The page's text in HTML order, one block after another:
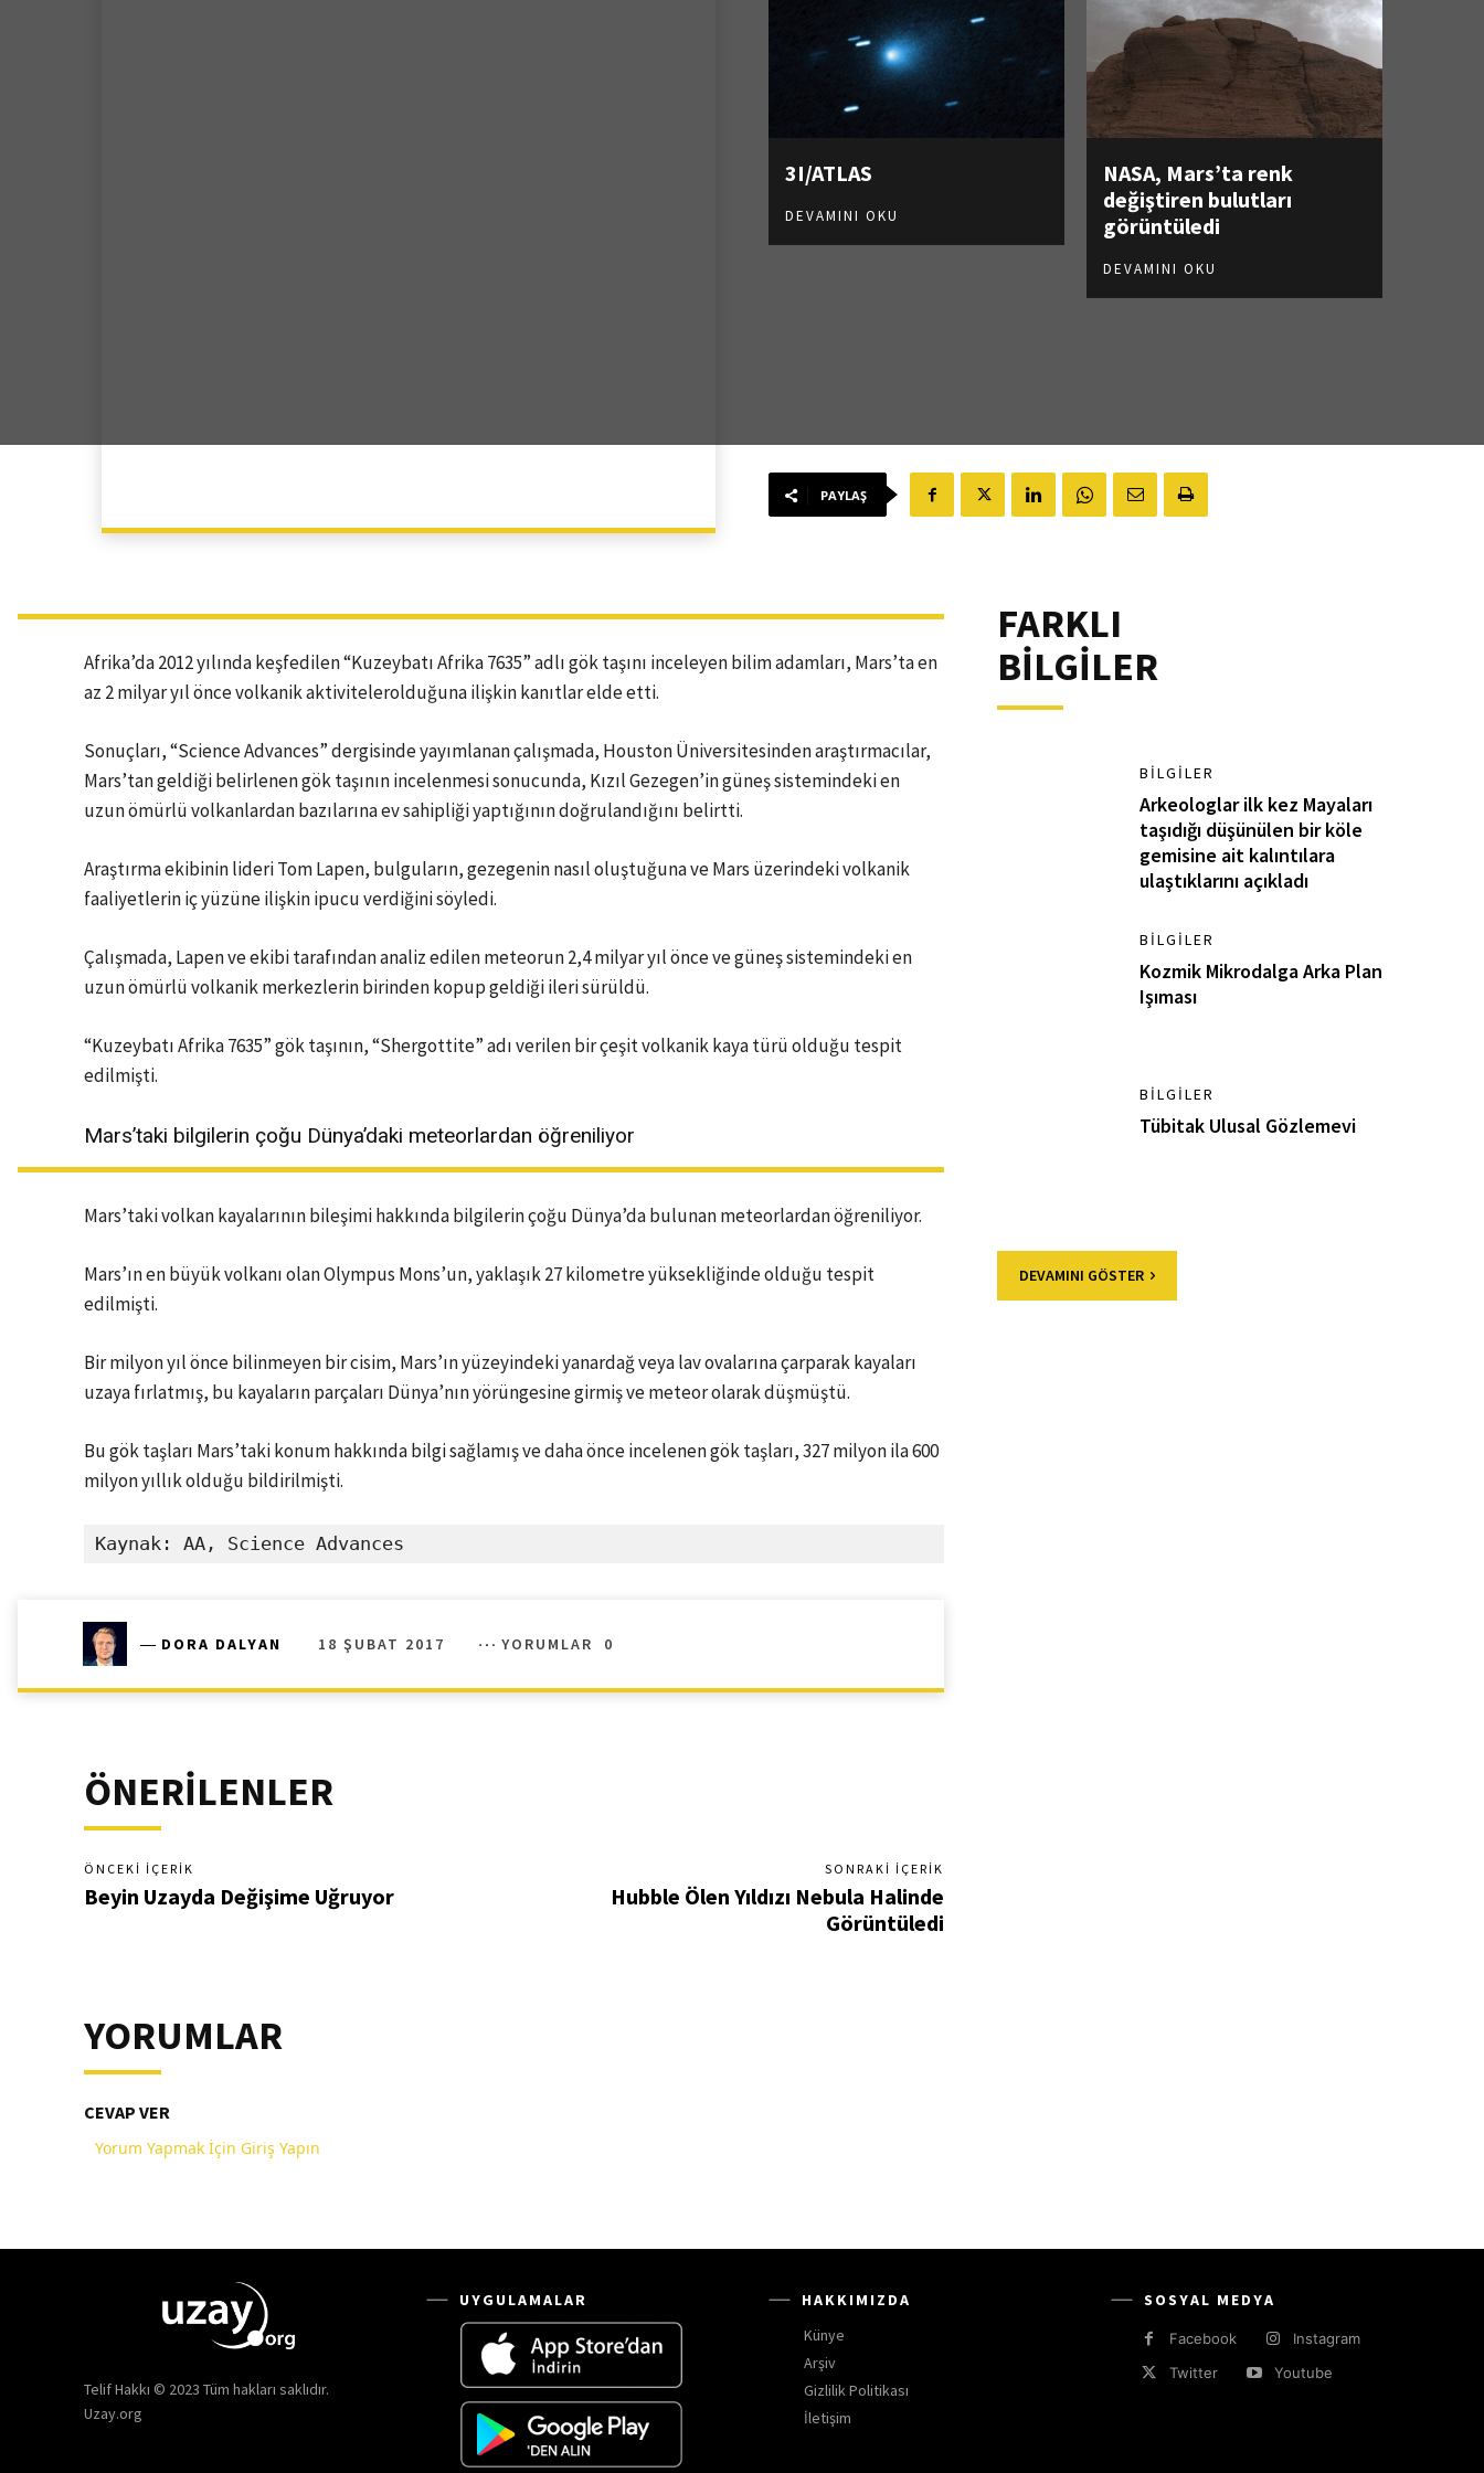
3I/ATLAS
DEVAMINI OKU
NASA, Mars’ta renk
değiştiren bulutları
görüntüledi
DEVAMINI OKU
PAYLAŞ
Afrika’da 2012 yılında keşfedilen “Kuzeybatı Afrika 7635” adlı gök taşını inceleyen bilim adamları, Mars’ta en
az 2 milyar yıl önce volkanik aktivitelerolduğuna ilişkin kanıtlar elde etti.
Sonuçları, “Science Advances” dergisinde yayımlanan çalışmada, Houston Üniversitesinden araştırmacılar,
Mars’tan geldiği belirlenen gök taşının incelenmesi sonucunda, Kızıl Gezegen’in güneş sistemindeki en
uzun ömürlü volkanlardan bazılarına ev sahipliği yaptığının doğrulandığını belirtti.
Araştırma ekibinin lideri Tom Lapen, bulguların, gezegenin nasıl oluştuğuna ve Mars üzerindeki volkanik
faaliyetlerin iç yüzüne ilişkin ipucu verdiğini söyledi.
Çalışmada, Lapen ve ekibi tarafından analiz edilen meteorun 2,4 milyar yıl önce ve güneş sistemindeki en
uzun ömürlü volkanik merkezlerin birinden kopup geldiği ileri sürüldü.
“Kuzeybatı Afrika 7635” gök taşının, “Shergottite” adı verilen bir çeşit volkanik kaya türü olduğu tespit
edilmişti.
Mars’taki bilgilerin çoğu Dünya’daki meteorlardan öğreniliyor
Mars’taki volkan kayalarının bileşimi hakkında bilgilerin çoğu Dünya’da bulunan meteorlardan öğreniliyor.
Mars’ın en büyük volkanı olan Olympus Mons’un, yaklaşık 27 kilometre yüksekliğinde olduğu tespit
edilmişti.
Bir milyon yıl önce bilinmeyen bir cisim, Mars’ın yüzeyindeki yanardağ veya lav ovalarına çarparak kayaları
uzaya fırlatmış, bu kayaların parçaları Dünya’nın yörüngesine girmiş ve meteor olarak düşmüştü.
Bu gök taşları Mars’taki konum hakkında bilgi sağlamış ve daha önce incelenen gök taşları, 327 milyon ila 600
milyon yıllık olduğu bildirilmişti.
Kaynak: AA, Science Advances
― DORA DALYAN 18 ŞUBAT 2017 YORUMLAR 0
ÖNERİLENLER
ÖNCEKI İÇERIK
Beyin Uzayda Değişime Uğruyor
SONRAKI İÇERIK
Hubble Ölen Yıldızı Nebula Halinde
Görüntüledi
YORUMLAR
CEVAP VER
Yorum Yapmak İçin Giriş Yapın
FARKLI
BİLGİLER
BILGILER
Arkeologlar ilk kez Mayaları
taşıdığı düşünülen bir köle
gemisine ait kalıntılara
ulaştıklarını açıkladı
BILGILER
Kozmik Mikrodalga Arka Plan
Işıması
BILGILER
Tübitak Ulusal Gözlemevi
DEVAMINI GÖSTER
Telif Hakkı © 2023 Tüm hakları saklıdır.
Uzay.org
UYGULAMALAR
HAKKIMIZDA
Künye
Arşiv
Gizlilik Politikası
İletişim
SOSYAL MEDYA
Facebook
Instagram
Twitter
Youtube